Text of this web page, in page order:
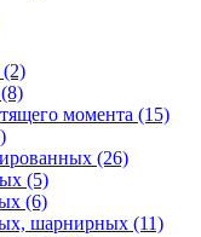
момента (15)
(26)
(5)
(6)
шарнирных (11)